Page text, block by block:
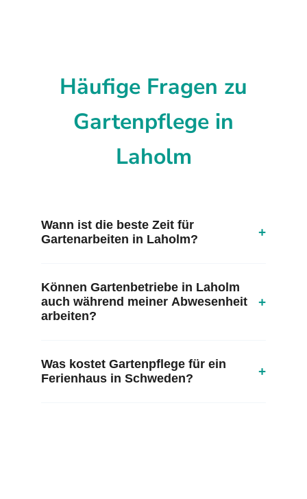
Häufige Fragen zu
Gartenpflege in
Laholm
Wann ist die beste Zeit für
Gartenarbeiten in Laholm?
+
Können Gartenbetriebe in Laholm
auch während meiner Abwesenheit
arbeiten?
+
Was kostet Gartenpflege für ein
Ferienhaus in Schweden?
+